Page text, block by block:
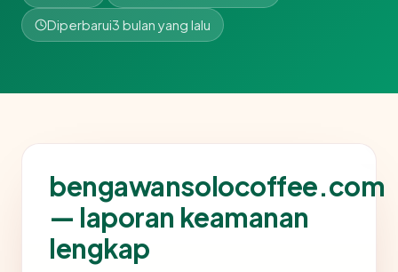
Diperbarui3 bulan yang lalu
bengawansolocoffee.com
— laporan keamanan
lengkap